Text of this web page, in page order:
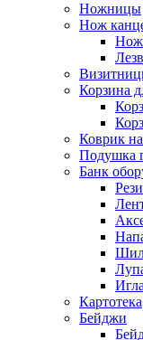
Ножницы
Нож
Нож
Корзина
Коврик
Подушка
Банк
Игла
Картотека
Бейджи